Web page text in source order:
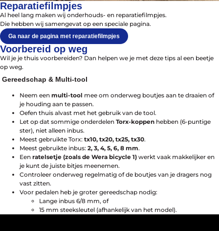
Azië
Afrika
Amerika
Europa
Help mij bijhet
kiezenvan een fiets
Maak een afspraak
Over ons
Contact
De winkel
Reparatiefilmpjes
Al heel lang maken wij onderhouds- en reparatiefilmpjes.
Die hebben wij samengevat op een speciale pagina.
Ga naar de pagina met reparatiefilmpjes
Voorbereid op weg
Wil je je thuis voorbereiden? Dan helpen we je met deze tips al een beetje
op weg.
Gereedschap & Multi-tool
Neem een multi-tool mee om onderweg boutjes aan te draaien of
je houding aan te passen.
Oefen thuis alvast met het gebruik van de tool.
Let op dat sommige onderdelen Torx-koppen hebben (6-puntige
ster), niet alleen inbus.
Meest gebruikte Torx: tx10, tx20, tx25, tx30.
Meest gebruikte inbus: 2, 3, 4, 5, 6, 8 mm.
Een ratelsetje (zoals de Wera bicycle 1) werkt vaak makkelijker en
je kunt de juiste bitjes meenemen.
Controleer onderweg regelmatig of de boutjes van je dragers nog
vast zitten.
Voor pedalen heb je groter gereedschap nodig:
Lange inbus 6/8 mm, of
15 mm steeksleutel (afhankelijk van het model).